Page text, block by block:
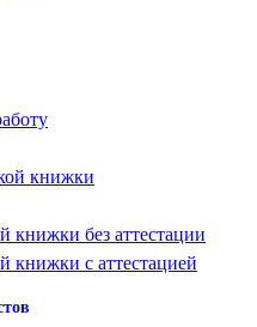
книжки
книжки без аттестации
книжки с аттестацией